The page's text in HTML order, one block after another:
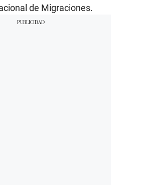
de Migraciones.